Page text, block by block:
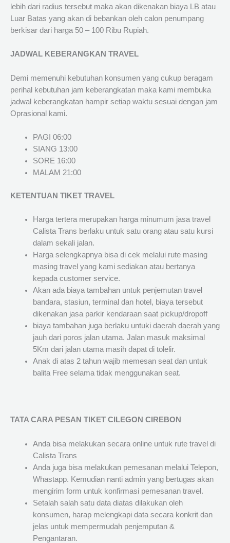
lebih dari radius tersebut maka akan dikenakan biaya LB atau
Luar Batas yang akan di bebankan oleh calon penumpang
berkisar dari harga 50 – 100 Ribu Rupiah.
JADWAL KEBERANGKAN TRAVEL
Demi memenuhi kebutuhan konsumen yang cukup beragam
perihal kebutuhan jam keberangkatan maka kami membuka
jadwal keberangkatan hampir setiap waktu sesuai dengan jam
Oprasional kami.
PAGI 06:00
SIANG 13:00
SORE 16:00
MALAM 21:00
KETENTUAN TIKET TRAVEL
Harga tertera merupakan harga minumum jasa travel
Calista Trans berlaku untuk satu orang atau satu kursi
dalam sekali jalan.
Harga selengkapnya bisa di cek melalui rute masing
masing travel yang kami sediakan atau bertanya
kepada customer service.
Akan ada biaya tambahan untuk penjemutan travel
bandara, stasiun, terminal dan hotel, biaya tersebut
dikenakan jasa parkir kendaraan saat pickup/dropoff
biaya tambahan juga berlaku untuki daerah daerah yang
jauh dari poros jalan utama. Jalan masuk maksimal
5Km dari jalan utama masih dapat di tolelir.
Anak di atas 2 tahun wajib memesan seat dan untuk
balita Free selama tidak menggunakan seat.
TATA CARA PESAN TIKET CILEGON CIREBON
Anda bisa melakukan secara online untuk rute travel di
Calista Trans
Anda juga bisa melakukan pemesanan melalui Telepon,
Whastapp. Kemudian nanti admin yang bertugas akan
mengirim form untuk konfirmasi pemesanan travel.
Setalah salah satu data diatas dilakukan oleh
konsumen, harap melengkapi data secara konkrit dan
jelas untuk mempermudah penjemputan &
Pengantaran.